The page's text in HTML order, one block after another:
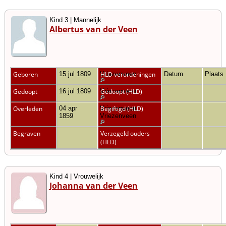
Kind 3 | Mannelijk
Albertus van der Veen
Geboren 15 jul 1809 Vriezenveen
HLD verordeningen Datum Plaats
Gedoopt 16 jul 1809 Vriezenveen
Gedoopt (HLD)
Overleden
04 apr
1859
Vriezenveen,
Vriezenveen
Begiftigd (HLD)
Begraven
Verzegeld ouders
(HLD)
Kind 4 | Vrouwelijk
Johanna van der Veen